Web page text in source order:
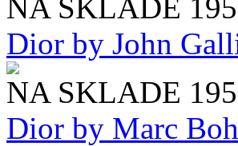
NA SKLADE
Dior by John
NA SKLADE
Dior by Marc